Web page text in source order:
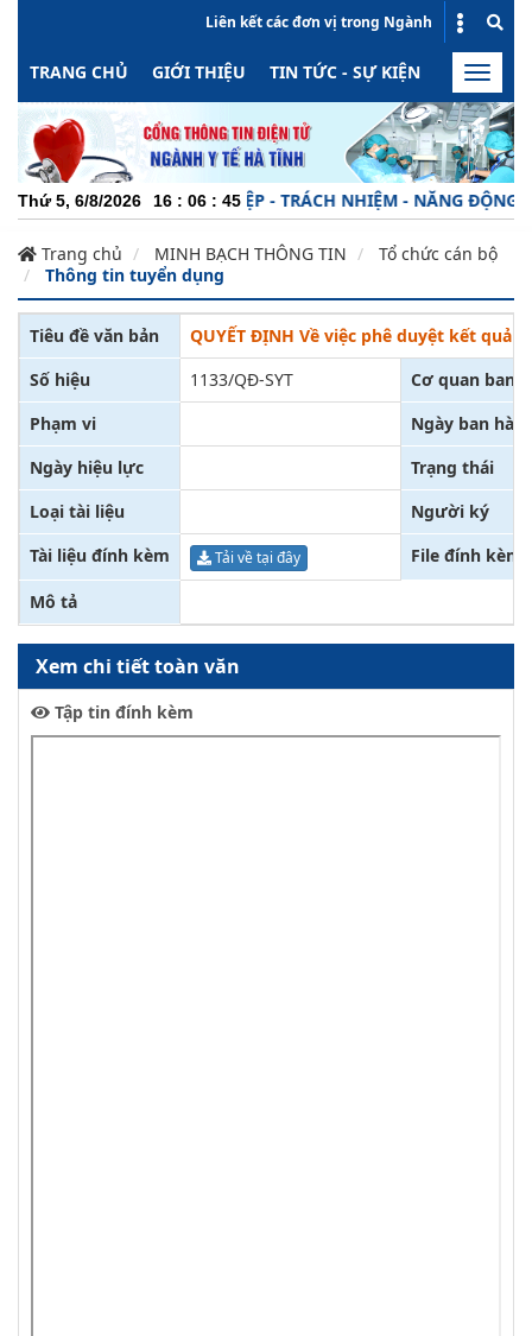
Liên kết các đơn vị trong Ngành
TRANG CHỦ GIỚI THIỆU TIN TỨC - SỰ KIỆN HOẠT
Toggle
Thứ 5, 6/8/2026 16 : 06 : 46
CHUYÊN NGHIỆP - TRÁCH NHIỆM - NĂNG ĐỘNG -
Trang chủ MINH BẠCH THÔNG TIN
Tổ chức cán bộ
Thông tin tuyển dụng
Tiêu đề văn bản
QUYẾT ĐỊNH Về việc phê duyệt kết quả
Số hiệu
1133/QĐ-SYT
Cơ quan ban
Phạm vi
Ngày ban
Ngày hiệu lực
Trạng thái
Loại tài liệu
Người ký
Tài liệu đính kèm
Tải về tại đây File đính kèm
Mô tả
Xem chi tiết toàn văn
Tập tin đính kèm